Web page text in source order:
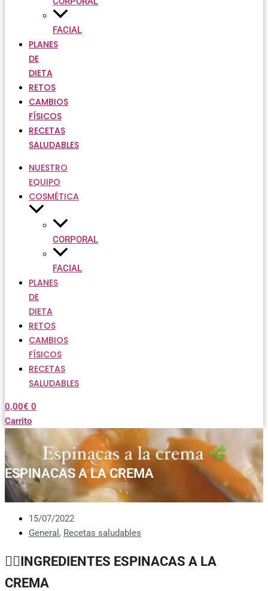
FACIAL
PLANES
DE
DIETA
RETOS
CAMBIOS
FÍSICOS
RECETAS
SALUDABLES
NUESTRO
EQUIPO
COSMÉTICA
CORPORAL
FACIAL
PLANES
DE
DIETA
RETOS
CAMBIOS
FÍSICOS
RECETAS
SALUDABLES
0,00€ 0
Carrito
ESPINACAS A LA CREMA
15/07/2022
General , Recetas saludables
👉🏼INGREDIENTES ESPINACAS A LA
CREMA